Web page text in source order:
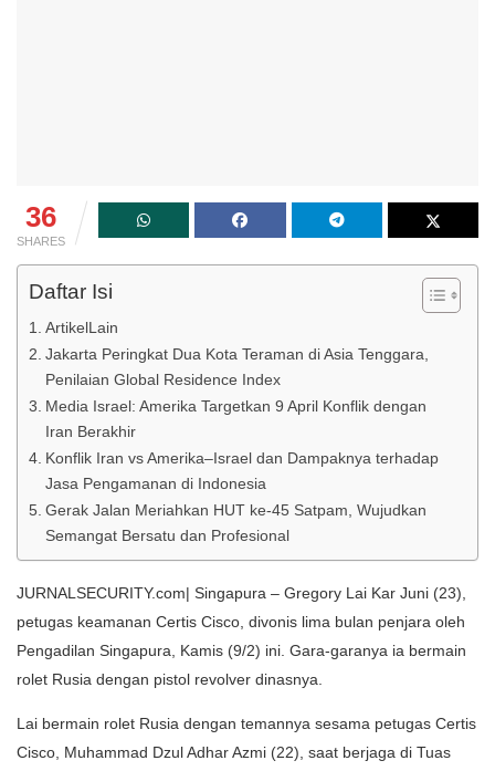
36
SHARES
Daftar Isi
ArtikelLain
Jakarta Peringkat Dua Kota Teraman di Asia Tenggara,
Penilaian Global Residence Index
Media Israel: Amerika Targetkan 9 April Konflik dengan
Iran Berakhir
Konflik Iran vs Amerika–Israel dan Dampaknya terhadap
Jasa Pengamanan di Indonesia
Gerak Jalan Meriahkan HUT ke-45 Satpam, Wujudkan
Semangat Bersatu dan Profesional
JURNALSECURITY.com| Singapura – Gregory Lai Kar Juni (23),
petugas keamanan Certis Cisco, divonis lima bulan penjara oleh
Pengadilan Singapura, Kamis (9/2) ini. Gara-garanya ia bermain
rolet Rusia dengan pistol revolver dinasnya.
Lai bermain rolet Rusia dengan temannya sesama petugas Certis
Cisco, Muhammad Dzul Adhar Azmi (22), saat berjaga di Tuas